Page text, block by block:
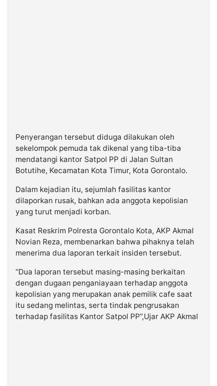
Penyerangan tersebut diduga dilakukan oleh
sekelompok pemuda tak dikenal yang tiba-tiba
mendatangi kantor Satpol PP di Jalan Sultan
Botutihe, Kecamatan Kota Timur, Kota Gorontalo.
Dalam kejadian itu, sejumlah fasilitas kantor
dilaporkan rusak, bahkan ada anggota kepolisian
yang turut menjadi korban.
Kasat Reskrim Polresta Gorontalo Kota, AKP Akmal
Novian Reza, membenarkan bahwa pihaknya telah
menerima dua laporan terkait insiden tersebut.
“Dua laporan tersebut masing-masing berkaitan
dengan dugaan penganiayaan terhadap anggota
kepolisian yang merupakan anak pemilik cafe saat
itu sedang melintas, serta tindak pengrusakan
terhadap fasilitas Kantor Satpol PP”,Ujar AKP Akmal